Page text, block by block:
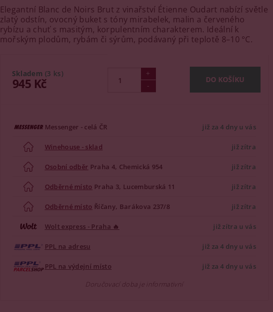
Elegantní Blanc de Noirs Brut z vinařství Étienne Oudart nabízí světle
zlatý odstín, ovocný buket s tóny mirabelek, malin a červeného
rybízu a chuť s masitým, korpulentním charakterem. Ideální k
mořským plodům, rybám či sýrům, podávaný při teplotě 8–10 °C.
Skladem (3 ks)
945 Kč
Messenger - celá ČR již za 4 dny u vás
Winehouse - sklad již zítra
Osobní odběr Praha 4, Chemická 954 již zítra
Odběrné místo Praha 3, Lucemburská 11 již zítra
Odběrné místo Říčany, Barákova 237/8 již zítra
Wolt express - Praha 🔥 již zítra u vás
PPL na adresu již za 4 dny u vás
PPL na výdejní místo
již za 4 dny u vás
Doručovací doba je informativní